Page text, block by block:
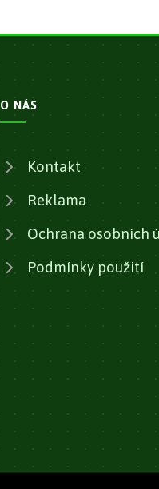
O NÁS
Kontakt
Reklama
Ochrana osobních
Podmínky použití